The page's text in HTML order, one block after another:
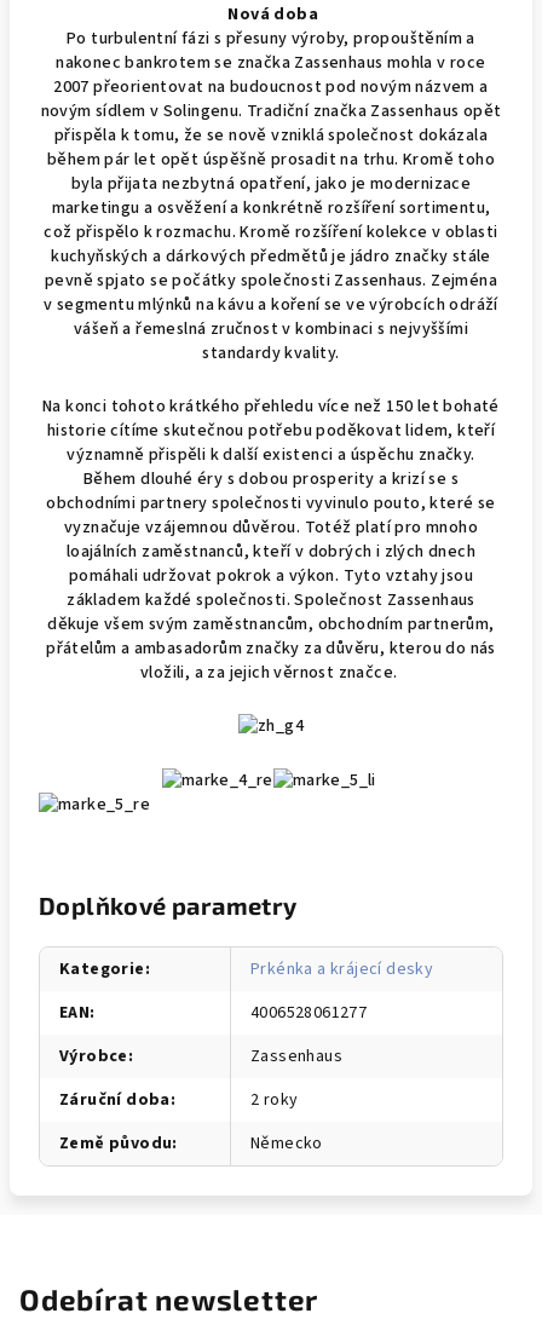
Nová doba
Po turbulentní fázi s přesuny výroby, propouštěním a
nakonec bankrotem se značka Zassenhaus mohla v roce
2007 přeorientovat na budoucnost pod novým názvem a
novým sídlem v Solingenu. Tradiční značka Zassenhaus opět
přispěla k tomu, že se nově vzniklá společnost dokázala
během pár let opět úspěšně prosadit na trhu. Kromě toho
byla přijata nezbytná opatření, jako je modernizace
marketingu a osvěžení a konkrétně rozšíření sortimentu,
což přispělo k rozmachu. Kromě rozšíření kolekce v oblasti
kuchyňských a dárkových předmětů je jádro značky stále
pevně spjato se počátky společnosti Zassenhaus. Zejména
v segmentu mlýnků na kávu a koření se ve výrobcích odráží
vášeň a řemeslná zručnost v kombinaci s nejvyššími
standardy kvality.
Na konci tohoto krátkého přehledu více než 150 let bohaté
historie cítíme skutečnou potřebu poděkovat lidem, kteří
významně přispěli k další existenci a úspěchu značky.
Během dlouhé éry s dobou prosperity a krizí se s
obchodními partnery společnosti vyvinulo pouto, které se
vyznačuje vzájemnou důvěrou. Totéž platí pro mnoho
loajálních zaměstnanců, kteří v dobrých i zlých dnech
pomáhali udržovat pokrok a výkon. Tyto vztahy jsou
základem každé společnosti. Společnost Zassenhaus
děkuje všem svým zaměstnancům, obchodním partnerům,
přátelům a ambasadorům značky za důvěru, kterou do nás
vložili, a za jejich věrnost značce.
Doplňkové parametry
Kategorie:
Prkénka a krájecí desky
EAN:
4006528061277
Výrobce:
Zassenhaus
Záruční doba:
2 roky
Země původu: Německo
Odebírat newsletter